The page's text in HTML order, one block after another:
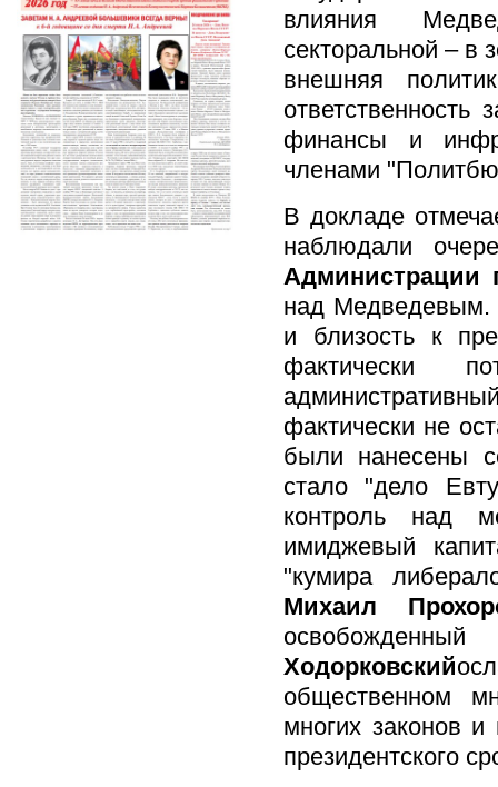
влияния
секторальной – в
внешняя
ответственность
финансы и
членами
В докладе
наблюдали
Администрации
над Медведевым.
и близость к
фактически
фактически не
были нанесены
стало "дело
контроль над
имиджевый
"кумира
Михаил
Ходорковский
общественном
многих законов
президентского